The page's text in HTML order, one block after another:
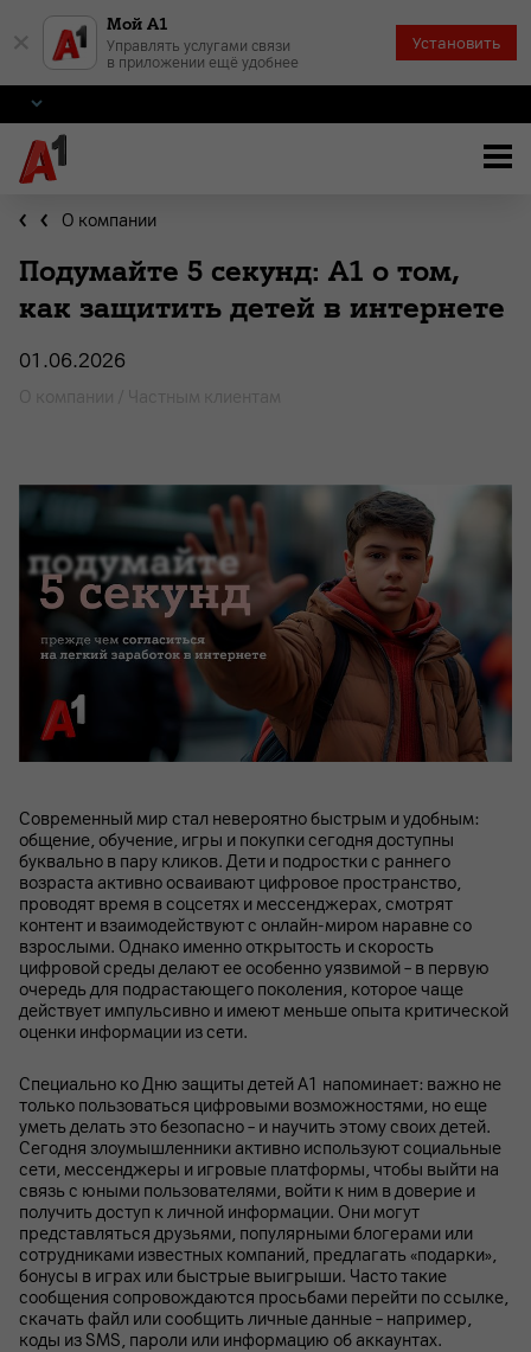
Мой А1
Управлять услугами связи
в приложении ещё удобнее
Установить
О компании
Подумайте 5 секунд: А1 о том,
как защитить детей в интернете
01.06.2026
Современный мир стал невероятно быстрым и удобным:
общение, обучение, игры и покупки сегодня доступны
буквально в пару кликов. Дети и подростки с раннего
возраста активно осваивают цифровое пространство,
проводят время в соцсетях и мессенджерах, смотрят
контент и взаимодействуют с онлайн-миром наравне со
взрослыми. Однако именно открытость и скорость
цифровой среды делают ее особенно уязвимой – в первую
очередь для подрастающего поколения, которое чаще
действует импульсивно и имеют меньше опыта критической
оценки информации из сети.
Специально ко Дню защиты детей А1 напоминает: важно не
только пользоваться цифровыми возможностями, но еще
уметь делать это безопасно – и научить этому своих детей.
Сегодня злоумышленники активно используют социальные
сети, мессенджеры и игровые платформы, чтобы выйти на
связь с юными пользователями, войти к ним в доверие и
получить доступ к личной информации. Они могут
представляться друзьями, популярными блогерами или
сотрудниками известных компаний, предлагать «подарки»,
бонусы в играх или быстрые выигрыши. Часто такие
сообщения сопровождаются просьбами перейти по ссылке,
скачать файл или сообщить личные данные – например,
коды из SMS, пароли или информацию об аккаунтах.